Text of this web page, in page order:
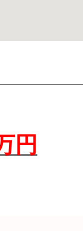
円